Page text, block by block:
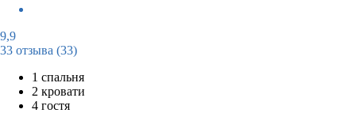
9,9
33 отзыва (33)
1 спальня
2 кровати
4 гостя